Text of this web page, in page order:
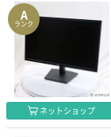
A
ランク
ネットショップ